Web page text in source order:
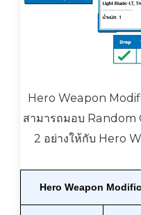
Hero Weapon
สามารถมอบ Random
2 อย่างให้กับ Hero
Hero Weapon